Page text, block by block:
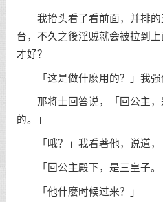
我抬头看了看前面，并排的
台，不久之後淫贼就会被拉到
才好？
「这是做什麽用的？」我强
那将士回答说，「回公主，
的。」
「哦？」我看著他，说道，
「回公主殿下，是三皇子。
「他什麽时候过来？」